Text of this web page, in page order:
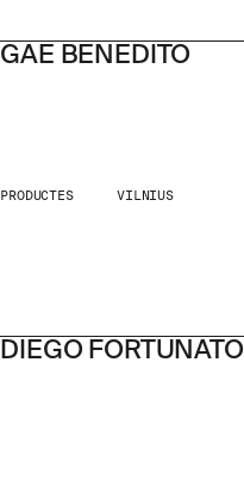
GAE BENEDITO
PRODUCTES VILNIUS
DIEGO FORTUNATO